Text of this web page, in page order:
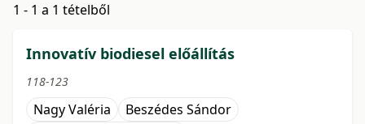
1 - 1 a 1 tételből
Innovatív biodiesel előállítás
118-123
Nagy Valéria
Beszédes Sándor